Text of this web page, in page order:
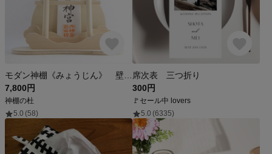
7,800円
神棚の杜
5.0 (58)
席次表 三つ折り
300円
🚩セール中 lovers
5.0 (6335)